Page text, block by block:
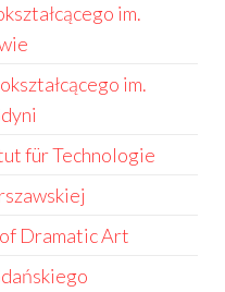
im.
im.
für Technologie
Dramatic Art